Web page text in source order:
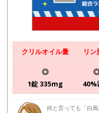
クリルオイル量 リン
◎
1錠 335mg
40%
何と言っても「白